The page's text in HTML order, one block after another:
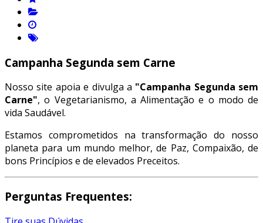
Campanha Segunda sem Carne
Nosso site apoia e divulga a "Campanha Segunda sem
Carne", o Vegetarianismo, a Alimentação e o modo de
vida Saudável.
Estamos comprometidos na transformação do nosso
planeta para um mundo melhor, de Paz, Compaixão, de
bons Princípios e de elevados Preceitos.
Perguntas Frequentes: